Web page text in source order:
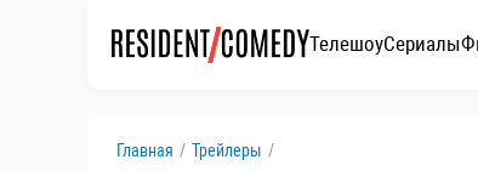
ТелешоуСериалы
Главная / Трейлеры /